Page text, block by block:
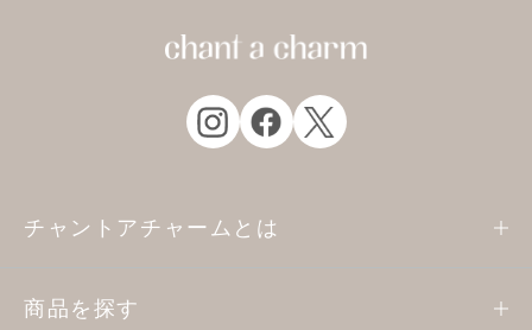
チャントアチャームとは
商品を探す